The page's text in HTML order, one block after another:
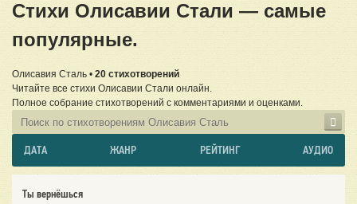
Стихи Олисавии Стали — самые
популярные.
Олисавия Сталь • 20 стихотворений
Читайте все стихи Олисавии Стали онлайн.
Полное собрание стихотворений с комментариями и оценками.
ДАТА ЖАНР РЕЙТИНГ АУДИО
Ты вернёшься